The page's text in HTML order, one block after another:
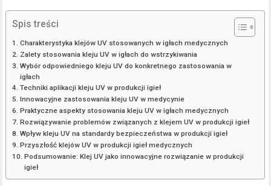
Spis treści
Charakterystyka klejów UV stosowanych w igłach medycznych
Zalety stosowania kleju UV w igłach do wstrzykiwania
Wybór odpowiedniego kleju UV do konkretnego zastosowania w
igłach
Techniki aplikacji kleju UV w produkcji igieł
Innowacyjne zastosowania kleju UV w medycynie
Praktyczne aspekty stosowania kleju UV w igłach medycznych
Rozwiązywanie problemów związanych z klejem UV w produkcji igieł
Wpływ kleju UV na standardy bezpieczeństwa w produkcji igieł
Przyszłość klejów UV w produkcji igieł medycznych
Podsumowanie: Klej UV jako innowacyjne rozwiązanie w produkcji
igieł